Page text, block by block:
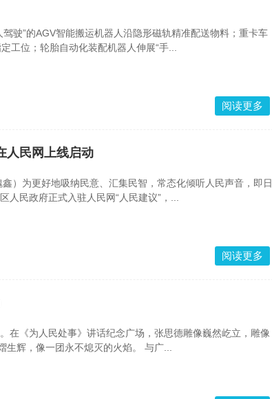
驾驶”的AGV智能搬运机器人沿隐形磁轨精准配送物料；重卡车
工位；轮胎自动化装配机器人伸展“手...
阅读更多
人民网上线启动
）为更好地吸纳民意、汇集民智，常态化倾听人民声音，即日
民政府正式入驻人民网“人民建议”，...
阅读更多
在《为人民处事》讲话纪念广场，张思德雕像巍然屹立，雕像
生辉，像一团永不熄灭的火焰。 与广...